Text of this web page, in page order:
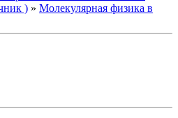
) » Молекулярная физика в